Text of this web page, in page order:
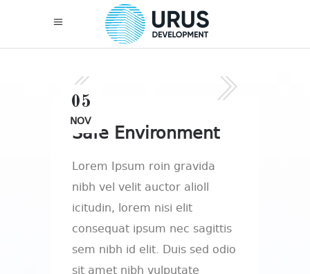
05
NOV
Safe Environment
Lorem Ipsum roin gravida
nibh vel velit auctor alioll
icitudin, lorem nisi elit
consequat ipsum nec sagittis
sem nibh id elit. Duis sed odio